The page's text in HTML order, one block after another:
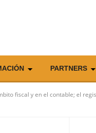
PARTNERS
fiscal y en el contable; el